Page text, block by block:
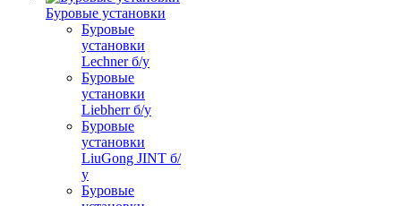
Буровые установки
Буровые
установки
Lechner б/у
Буровые
установки
Liebherr б/у
Буровые
установки
LiuGong JINT б/
у
Буровые